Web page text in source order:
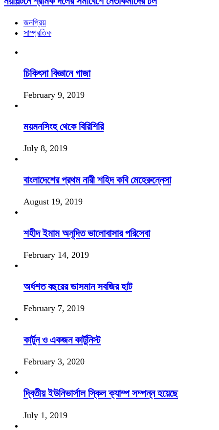
জনপ্রিয়
সাম্প্রতিক
চিকিৎসা বিজ্ঞানে গাজা
February 9, 2019
ময়মনসিংহ থেকে বিরিশিরি
July 8, 2019
বাংলাদেশের প্রথম নারী শহিদ কবি মেহেরুন্নেসা
August 19, 2019
শহীদ ইমাম অনূদিত ভালোবাসার পরিসেবা
February 14, 2019
অর্ধশত বছরের ভাসমান সবজির হাট
February 7, 2019
কার্টুন ও একজন কার্টুনিস্ট
February 3, 2020
দ্বিতীয় ইউনিভার্সাল স্কিল ক্যাম্প সম্পন্ন হয়েছে
July 1, 2019